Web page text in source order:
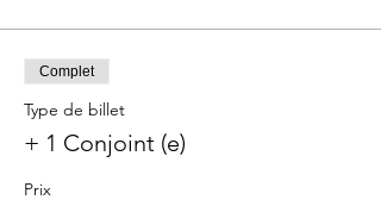
Complet
Type de billet
+ 1 Conjoint (e)
Prix